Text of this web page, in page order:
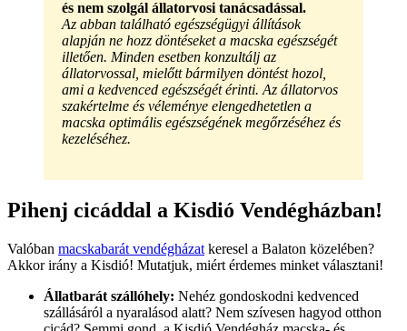
és nem szolgál állatorvosi tanácsadással.
Az abban található egészségügyi állítások
alapján ne hozz döntéseket a macska egészségét
illetően. Minden esetben konzultálj az
állatorvossal, mielőtt bármilyen döntést hozol,
ami a kedvenced egészségét érinti. Az állatorvos
szakértelme és véleménye elengedhetetlen a
macska optimális egészségének megőrzéséhez és
kezeléséhez.
Pihenj cicáddal a Kisdió Vendégházban!
Valóban macskabarát vendégházat keresel a Balaton közelében?
Akkor irány a Kisdió! Mutatjuk, miért érdemes minket választani!
Állatbarát szállóhely: Nehéz gondoskodni kedvenced
szállásáról a nyaralásod alatt? Nem szívesen hagyod otthon